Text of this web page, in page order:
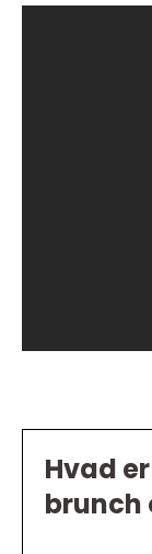
Hvad
brunch